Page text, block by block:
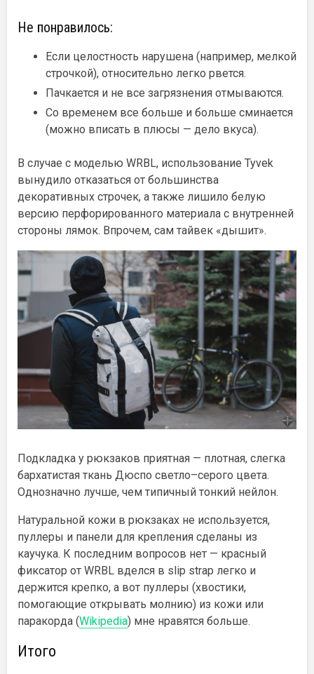
Не понравилось:
Если целостность нарушена (например, мелкой
строчкой), относительно легко рвется.
Пачкается и не все загрязнения отмываются.
Со временем все больше и больше сминается
(можно вписать в плюсы — дело вкуса).
В случае с моделью WRBL, использование Tyvek
вынудило отказаться от большинства
декоративных строчек, а также лишило белую
версию перфорированного материала с внутренней
стороны лямок. Впрочем, сам тайвек «дышит».
Подкладка у рюкзаков приятная — плотная, слегка
бархатистая ткань Дюспо светло–серого цвета.
Однозначно лучше, чем типичный тонкий нейлон.
Натуральной кожи в рюкзаках не используется,
пуллеры и панели для крепления сделаны из
каучука. К последним вопросов нет — красный
фиксатор от WRBL вделся в slip strap легко и
держится крепко, а вот пуллеры (хвостики,
помогающие открывать молнию) из кожи или
паракорда (Wikipedia) мне нравятся больше.
Итого